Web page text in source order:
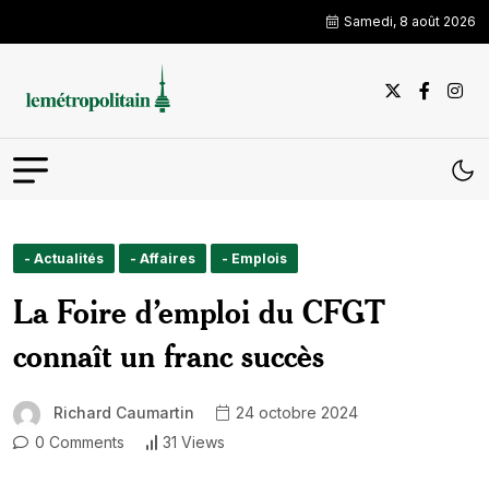
Samedi, 8 août 2026
- Actualités - Affaires - Emplois
La Foire d’emploi du CFGT
connaît un franc succès
Richard Caumartin
24 octobre 2024
0 Comments
31 Views